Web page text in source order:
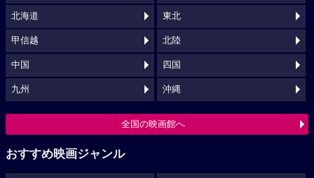
北海道 東北
甲信越 北陸
中国 四国
九州 沖縄
全国の映画館へ
おすすめ映画ジャンル